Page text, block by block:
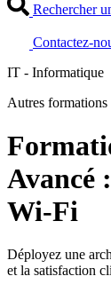
Rechercher
Contactez-
IT - Informatique
Autres
Avancé
Wi-Fi
Déployez une
et la satisfaction